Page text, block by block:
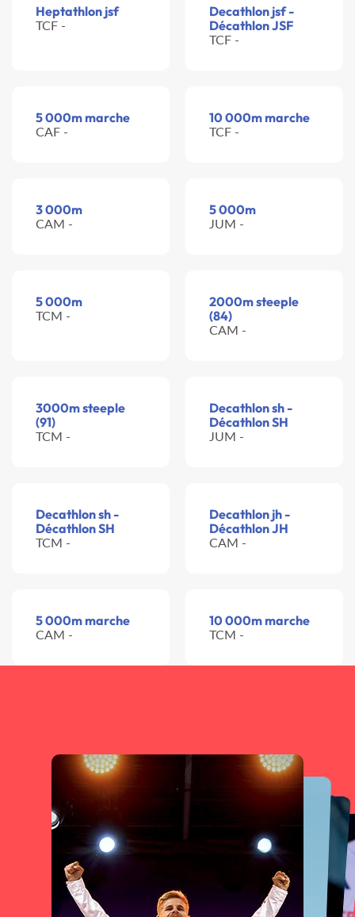
Heptathlon jsf
TCF -
Decathlon jsf -
Décathlon JSF
TCF -
5 000m marche
CAF -
10 000m marche
TCF -
3 000m
CAM -
5 000m
JUM -
5 000m
TCM -
2000m steeple
(84)
CAM -
3000m steeple
(91)
TCM -
Decathlon sh -
Décathlon SH
JUM -
Decathlon sh -
Décathlon SH
TCM -
Decathlon jh -
Décathlon JH
CAM -
5 000m marche
CAM -
10 000m marche
TCM -